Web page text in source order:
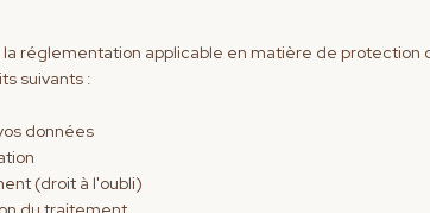
réglementation applicable en matière de protection
suivants :
données
(droit à l'oubli)